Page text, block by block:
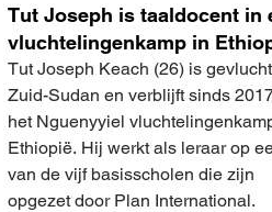
Tut Joseph is taaldocent in
vluchtelingenkamp in
Tut Joseph Keach (26) is
Zuid-Sudan en verblijft sinds
het Nguenyyiel
Ethiopië. Hij werkt als leraar op
van de vijf basisscholen die zijn
opgezet door Plan International.
meer